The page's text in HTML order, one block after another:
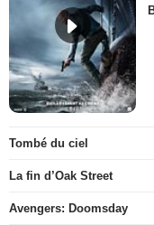
Tombé du ciel
La fin d’Oak Street
Avengers: Doomsday